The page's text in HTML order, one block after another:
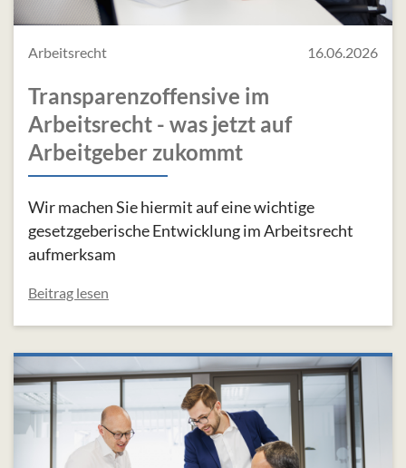
Arbeitsrecht 16.06.2026
Transparenzoffensive im
Arbeitsrecht - was jetzt auf
Arbeitgeber zukommt
Wir machen Sie hiermit auf eine wichtige
gesetzgeberische Entwicklung im Arbeitsrecht
aufmerksam
Beitrag lesen